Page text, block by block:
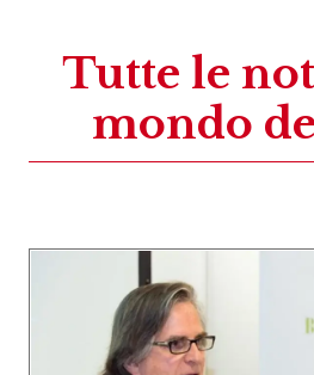
Tutte le
mondo